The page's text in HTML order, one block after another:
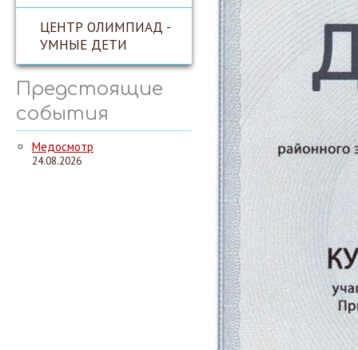
ЦЕНТР ОЛИМПИАД -
УМНЫЕ ДЕТИ
Предстоящие
события
Медосмотр
24.08.2026